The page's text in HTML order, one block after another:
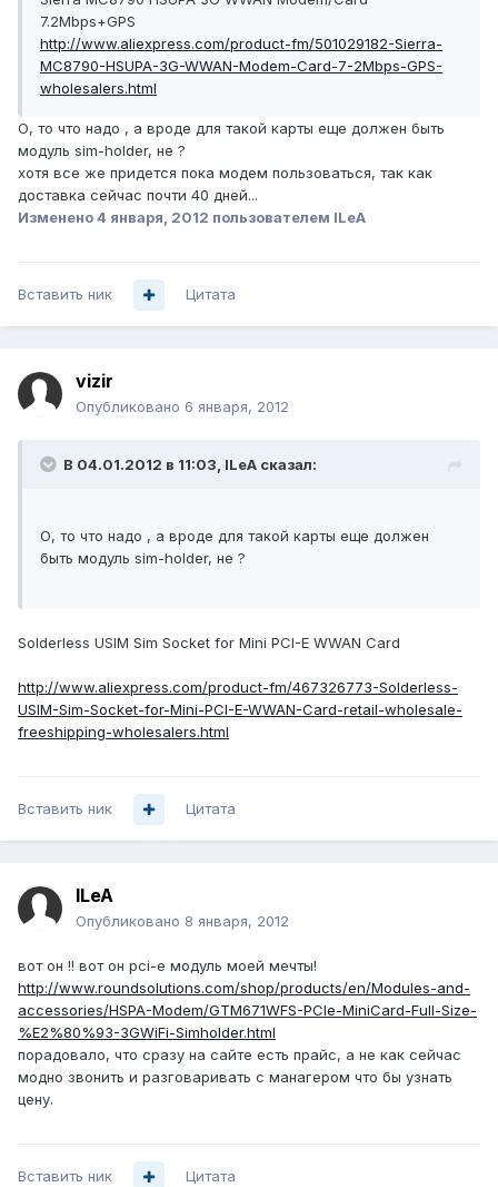
7.2Mbps+GPS
http://www.aliexpress.com/product-fm/501029182-Sierra-
MC8790-HSUPA-3G-WWAN-Modem-Card-7-2Mbps-GPS-
wholesalers.html
О, то что надо , а вроде для такой карты еще должен быть
модуль sim-holder, не ?
хотя все же придется пока модем пользоваться, так как
доставка сейчас почти 40 дней...
Изменено4 января, 2012 пользователем ILeA
Вставить ник Цитата
vizir
Опубликовано 6 января, 2012
В 04.01.2012 в 11:03, ILeA сказал:
О, то что надо , а вроде для такой карты еще должен
быть модуль sim-holder, не ?
Solderless USIM Sim Socket for Mini PCI-E WWAN Card
http://www.aliexpress.com/product-fm/467326773-Solderless-
USIM-Sim-Socket-for-Mini-PCI-E-WWAN-Card-retail-wholesale-
freeshipping-wholesalers.html
Вставить ник Цитата
ILeA
Опубликовано 8 января, 2012
вот он !! вот он pci-e модуль моей мечты!
http://www.roundsolutions.com/shop/products/en/Modules-and-
accessories/HSPA-Modem/GTM671WFS-PCIe-MiniCard-Full-Size-
%E2%80%93-3GWiFi-Simholder.html
порадовало, что сразу на сайте есть прайс, а не как сейчас
модно звонить и разговаривать с манагером что бы узнать
цену.
Вставить ник Цитата